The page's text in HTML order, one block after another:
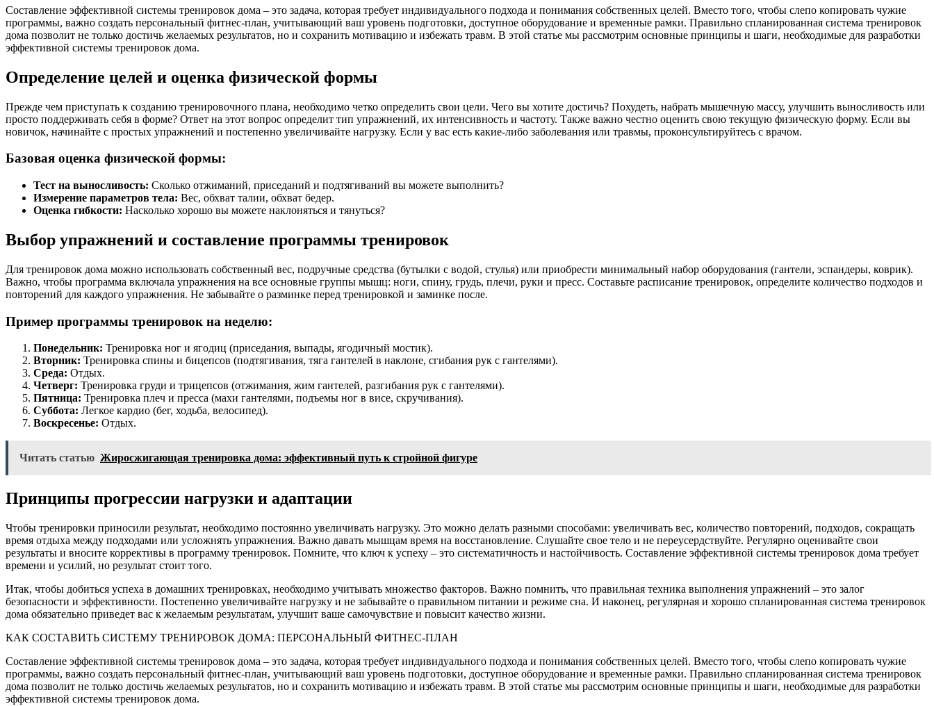
Составление эффективной системы тренировок дома – это задача, которая требует индивидуального подхода и понимания собственных целей. Вместо того, чтобы слепо копировать чужие
программы, важно создать персональный фитнес-план, учитывающий ваш уровень подготовки, доступное оборудование и временные рамки. Правильно спланированная система тренировок
дома позволит не только достичь желаемых результатов, но и сохранить мотивацию и избежать травм. В этой статье мы рассмотрим основные принципы и шаги, необходимые для разработки
эффективной системы тренировок дома.
Определение целей и оценка физической формы
Прежде чем приступать к созданию тренировочного плана, необходимо четко определить свои цели. Чего вы хотите достичь? Похудеть, набрать мышечную массу, улучшить выносливость или
просто поддерживать себя в форме? Ответ на этот вопрос определит тип упражнений, их интенсивность и частоту. Также важно честно оценить свою текущую физическую форму. Если вы
новичок, начинайте с простых упражнений и постепенно увеличивайте нагрузку. Если у вас есть какие-либо заболевания или травмы, проконсультируйтесь с врачом.
Базовая оценка физической формы:
Тест на выносливость: Сколько отжиманий, приседаний и подтягиваний вы можете выполнить?
Измерение параметров тела: Вес, обхват талии, обхват бедер.
Оценка гибкости: Насколько хорошо вы можете наклоняться и тянуться?
Выбор упражнений и составление программы тренировок
Для тренировок дома можно использовать собственный вес, подручные средства (бутылки с водой, стулья) или приобрести минимальный набор оборудования (гантели, эспандеры, коврик).
Важно, чтобы программа включала упражнения на все основные группы мышц: ноги, спину, грудь, плечи, руки и пресс. Составьте расписание тренировок, определите количество подходов и
повторений для каждого упражнения. Не забывайте о разминке перед тренировкой и заминке после.
Пример программы тренировок на неделю:
Понедельник: Тренировка ног и ягодиц (приседания, выпады, ягодичный мостик).
Вторник: Тренировка спины и бицепсов (подтягивания, тяга гантелей в наклоне, сгибания рук с гантелями).
Среда: Отдых.
Четверг: Тренировка груди и трицепсов (отжимания, жим гантелей, разгибания рук с гантелями).
Пятница: Тренировка плеч и пресса (махи гантелями, подъемы ног в висе, скручивания).
Суббота: Легкое кардио (бег, ходьба, велосипед).
Воскресенье: Отдых.
Читать статью Жиросжигающая тренировка дома: эффективный путь к стройной фигуре
Принципы прогрессии нагрузки и адаптации
Чтобы тренировки приносили результат, необходимо постоянно увеличивать нагрузку. Это можно делать разными способами: увеличивать вес, количество повторений, подходов, сокращать
время отдыха между подходами или усложнять упражнения. Важно давать мышцам время на восстановление. Слушайте свое тело и не переусердствуйте. Регулярно оценивайте свои
результаты и вносите коррективы в программу тренировок. Помните, что ключ к успеху – это систематичность и настойчивость. Составление эффективной системы тренировок дома требует
времени и усилий, но результат стоит того.
Итак, чтобы добиться успеха в домашних тренировках, необходимо учитывать множество факторов. Важно помнить, что правильная техника выполнения упражнений – это залог
безопасности и эффективности. Постепенно увеличивайте нагрузку и не забывайте о правильном питании и режиме сна. И наконец, регулярная и хорошо спланированная система тренировок
дома обязательно приведет вас к желаемым результатам, улучшит ваше самочувствие и повысит качество жизни.
КАК СОСТАВИТЬ СИСТЕМУ ТРЕНИРОВОК ДОМА: ПЕРСОНАЛЬНЫЙ ФИТНЕС-ПЛАН
Составление эффективной системы тренировок дома – это задача, которая требует индивидуального подхода и понимания собственных целей. Вместо того, чтобы слепо копировать чужие
программы, важно создать персональный фитнес-план, учитывающий ваш уровень подготовки, доступное оборудование и временные рамки. Правильно спланированная система тренировок
дома позволит не только достичь желаемых результатов, но и сохранить мотивацию и избежать травм. В этой статье мы рассмотрим основные принципы и шаги, необходимые для разработки
эффективной системы тренировок дома.